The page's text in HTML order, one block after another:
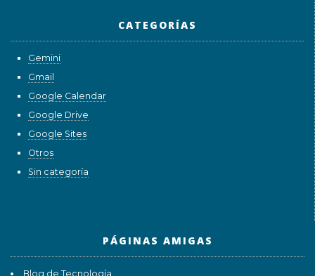
CATEGORÍAS
Gemini
Gmail
Google Calendar
Google Drive
Google Sites
Otros
Sin categoría
PÁGINAS AMIGAS
Blog de Tecnología